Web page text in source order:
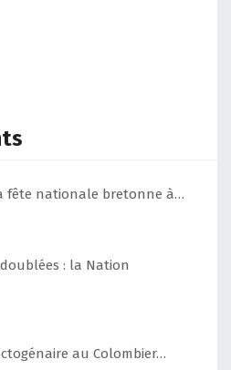
fête nationale bretonne à…
: la Nation
au Colombier…